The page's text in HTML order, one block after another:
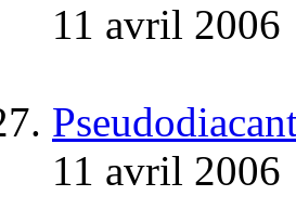
11 avril 2006
11 avril 2006